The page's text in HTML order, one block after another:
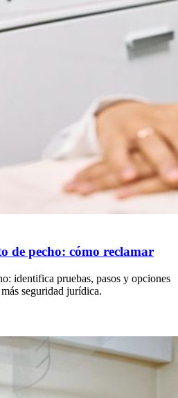
de pecho: cómo reclamar
identifica pruebas, pasos y opciones
seguridad jurídica.